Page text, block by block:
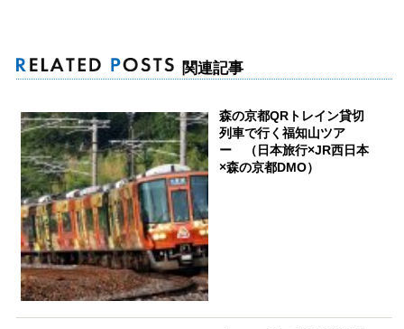
関連記事
森の京都QRトレイン貸切
列車で行く福知山ツア
ー （日本旅行×JR西日本
×森の京都DMO）